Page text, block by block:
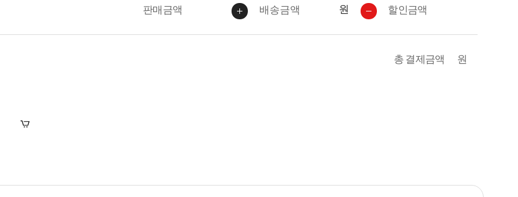
판매금액 배송금액 원 할인금액
총 결제금액 원